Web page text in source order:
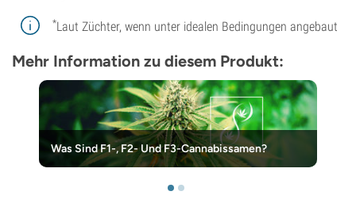
*Laut Züchter, wenn unter idealen Bedingungen angebaut
Mehr Information zu diesem Produkt:
Was Sind F1-, F2- Und F3-Cannabissamen?